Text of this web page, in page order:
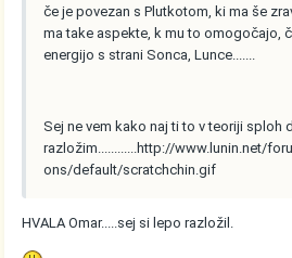
če je povezan s Plutkotom, ki ma še
ma take aspekte, k mu to omogočajo,
energijo s strani Sonca, Lunce.......
Sej ne vem kako naj ti to v teoriji sploh
razložim............http://www.lunin.net/
ons/default/scratchchin.gif
HVALA Omar.....sej si lepo razložil.